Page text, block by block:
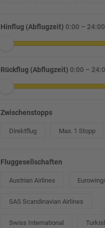
Hinflug (Abflugzeit) 0:00 –
Rückflug (Abflugzeit) 0:00 –
Zwischenstopps
Direktflug Max. 1 Stopp
Fluggesellschaften
Austrian Airlines
SAS Scandinavian Airlines
Swiss International